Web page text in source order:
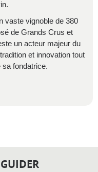
vaste vignoble de 380
de Grands Crus et
un acteur majeur du
et innovation tout
sa fondatrice.